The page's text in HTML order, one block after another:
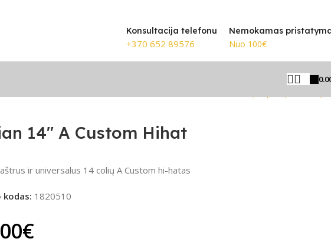
🎸 Žinomiausi prekių ženklai
Konsultacija telefonu
+370 652 89576
Nemokamas
Nuo 100€
14″ A Custom Hihat
ir universalus 14 colių A Custom hi-hatas
kodas: 1820510
€